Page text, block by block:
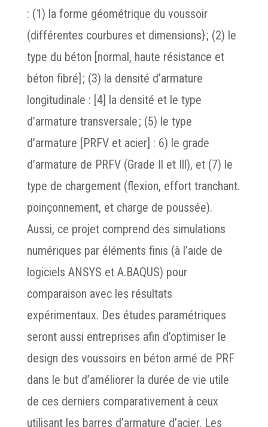
: (1) la forme géométrique du voussoir
(différentes courbures et dimensions} ; (2) le
type du béton [normal, haute résistance et
béton fibré] ; (3) la densité d’armature
longitudinale : [4] la densité et le type
d’armature transversale ; (5) le type
d’armature [PRFV et acier] : 6) le grade
d’armature de PRFV (Grade Il et Ill), et (7) le
type de chargement (flexion, effort tranchant.
poinçonnement, et charge de poussée).
Aussi, ce projet comprend des simulations
numériques par éléments finis (à l’aide de
logiciels ANSYS et A.BAQUS) pour
comparaison avec les résultats
expérimentaux. Des études paramétriques
seront aussi entreprises afin d’optimiser le
design des voussoirs en béton armé de PRF
dans le but d’améliorer la durée de vie utile
de ces derniers comparativement à ceux
utilisant les barres d’armature d’acier. Les